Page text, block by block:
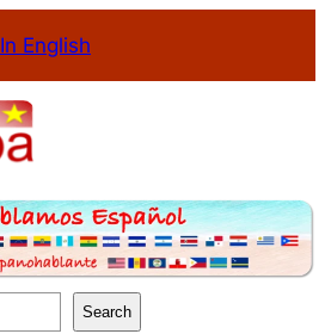
In English
Search